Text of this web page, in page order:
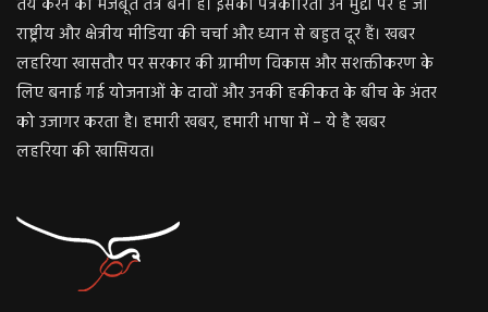
तय करने का मजबूत तंत्र बना है। इसकी पत्रकारिता उन मुद्दों पर है जो
राष्ट्रीय और क्षेत्रीय मीडिया की चर्चा और ध्यान से बहुत दूर हैं। खबर
लहरिया खासतौर पर सरकार की ग्रामीण विकास और सशक्तीकरण के
लिए बनाई गई योजनाओं के दावों और उनकी हकीकत के बीच के अंतर
को उजागर करता है। हमारी खबर, हमारी भाषा में – ये है खबर
लहरिया की खासियत।